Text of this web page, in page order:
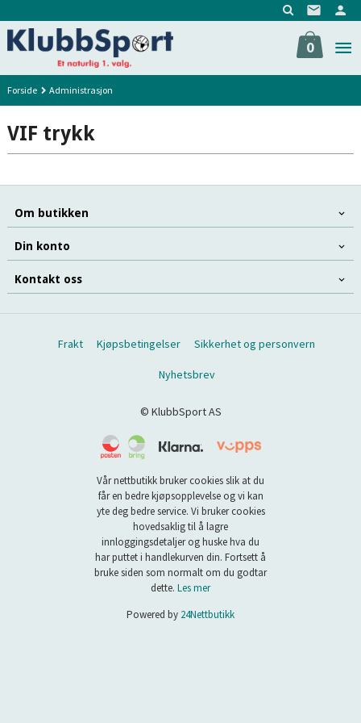
til
innholdet
0
Forside Administrasjon
VIF trykk
Om butikken
Din konto
Kontakt oss
Frakt Kjøpsbetingelser Sikkerhet og personvern
Nyhetsbrev
© KlubbSport AS
Vår nettbutikk bruker cookies slik at du
får en bedre kjøpsopplevelse og vi kan
yte deg bedre service. Vi bruker cookies
hovedsaklig til å lagre
innloggingsdetaljer og huske hva du
har puttet i handlekurven din. Fortsett å
bruke siden som normalt om du godtar
dette. Les mer
Powered by 24Nettbutikk